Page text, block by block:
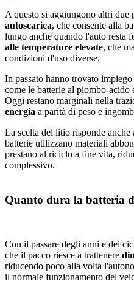
A questo si aggiungono altri
autoscarica, che consente alla
lungo anche quando l'auto resta
alle temperature elevate, che
condizioni d'uso diverse.
In passato hanno trovato impiego
come le batterie al piombo-
Oggi restano marginali nella
energia a parità di peso e
La scelta del litio risponde anche
batterie utilizzano materiali
prestano al riciclo a fine vita,
complessivo.
Quanto dura la batteria
Con il passare degli anni e dei
che il pacco riesce a trattenere
riducendo poco alla volta
il normale funzionamento del